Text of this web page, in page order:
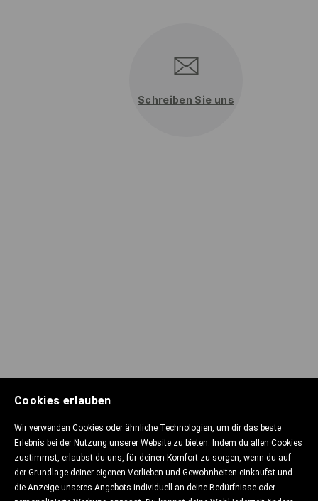
Cookies erlauben
Wir verwenden Cookies oder ähnliche Technologien, um dir das beste
Erlebnis bei der Nutzung unserer Website zu bieten. Indem du allen Cookies
zustimmst, erlaubst du uns, für deinen Komfort zu sorgen, wenn du auf
der Grundlage deiner eigenen Vorlieben und Gewohnheiten einkaufst und
die Anzeige unseres Angebots individuell an deine Bedürfnisse oder
Schreiben Sie uns
EINKAUFSVORGANG
DATENSCHUTZ